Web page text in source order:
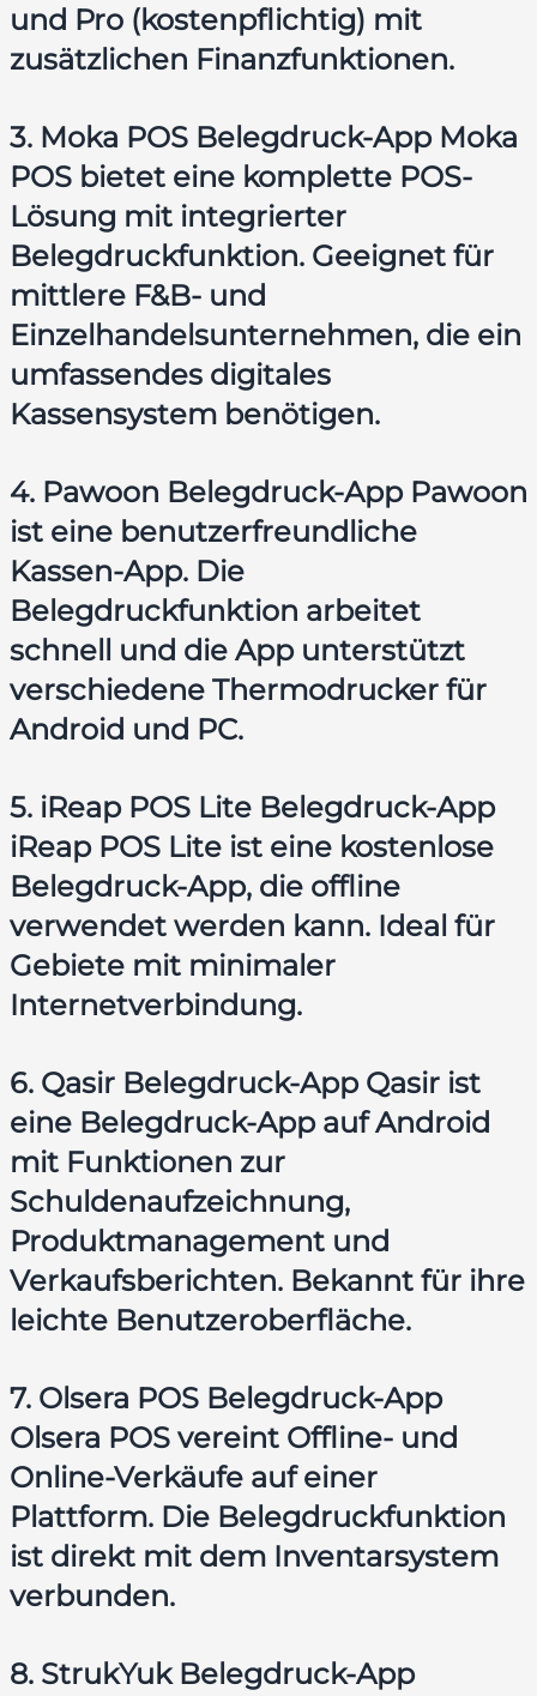
und Pro (kostenpflichtig) mit
zusätzlichen Finanzfunktionen.
3. Moka POS Belegdruck-App Moka
POS bietet eine komplette POS-
Lösung mit integrierter
Belegdruckfunktion. Geeignet für
mittlere F&B- und
Einzelhandelsunternehmen, die ein
umfassendes digitales
Kassensystem benötigen.
4. Pawoon Belegdruck-App Pawoon
ist eine benutzerfreundliche
Kassen-App. Die
Belegdruckfunktion arbeitet
schnell und die App unterstützt
verschiedene Thermodrucker für
Android und PC.
5. iReap POS Lite Belegdruck-App
iReap POS Lite ist eine kostenlose
Belegdruck-App, die offline
verwendet werden kann. Ideal für
Gebiete mit minimaler
Internetverbindung.
6. Qasir Belegdruck-App Qasir ist
eine Belegdruck-App auf Android
mit Funktionen zur
Schuldenaufzeichnung,
Produktmanagement und
Verkaufsberichten. Bekannt für ihre
leichte Benutzeroberfläche.
7. Olsera POS Belegdruck-App
Olsera POS vereint Offline- und
Online-Verkäufe auf einer
Plattform. Die Belegdruckfunktion
ist direkt mit dem Inventarsystem
verbunden.
8. StrukYuk Belegdruck-App